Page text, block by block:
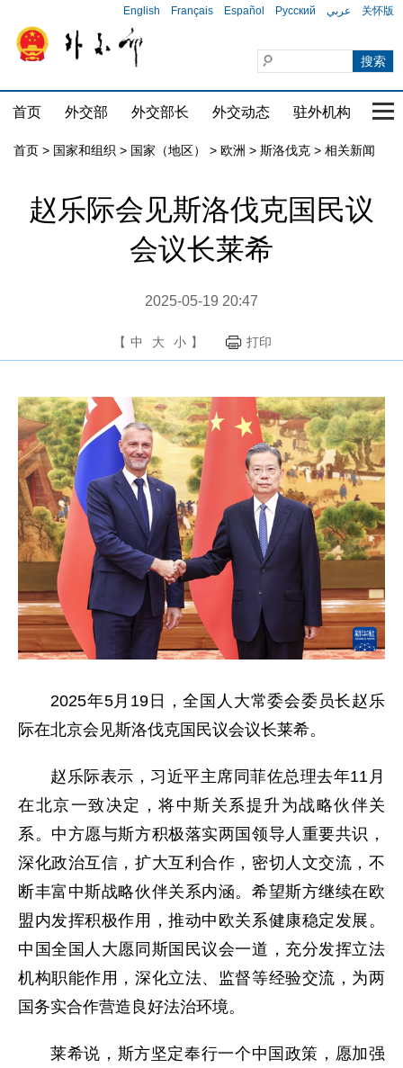
English Français Español Русский عربي 关怀版
首页 外交部 外交部长 外交动态 驻外机构 国
首页 > 国家和组织 > 国家（地区） > 欧洲 > 斯洛伐克 > 相关新闻
赵乐际会见斯洛伐克国民议
会议长莱希
2025-05-19 20:47
【 中 大 小 】 打印
2025年5月19日，全国人大常委会委员长赵乐
际在北京会见斯洛伐克国民议会议长莱希。
赵乐际表示，习近平主席同菲佐总理去年11月
在北京一致决定，将中斯关系提升为战略伙伴关
系。中方愿与斯方积极落实两国领导人重要共识，
深化政治互信，扩大互利合作，密切人文交流，不
断丰富中斯战略伙伴关系内涵。希望斯方继续在欧
盟内发挥积极作用，推动中欧关系健康稳定发展。
中国全国人大愿同斯国民议会一道，充分发挥立法
机构职能作用，深化立法、监督等经验交流，为两
国务实合作营造良好法治环境。
莱希说，斯方坚定奉行一个中国政策，愿加强